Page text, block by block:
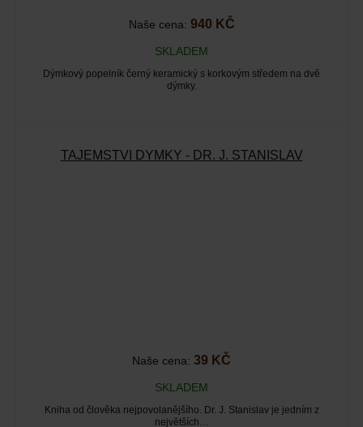
Naše cena: 940 KČ
SKLADEM
Dýmkový popelník černý keramický s korkovým středem na dvě
dýmky.
TAJEMSTVÍ DÝMKY - DR. J. STANISLAV
Naše cena: 39 KČ
SKLADEM
Kniha od člověka nejpovolanějšího. Dr. J. Stanislav je jedním z
největších…